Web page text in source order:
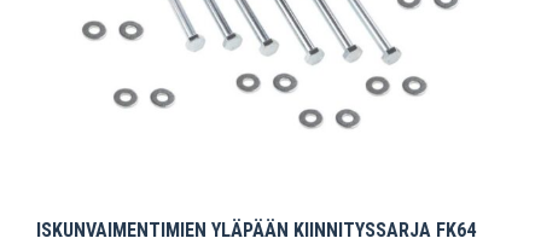
ISKUNVAIMENTIMIEN YLÄPÄÄN KIINNITYSSARJA FK64